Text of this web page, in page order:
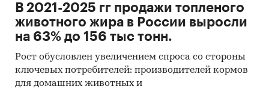
В 2021-2025 гг продажи топленого
животного жира в России выросли
на 63% до 156 тыс тонн.
Рост обусловлен увеличением спроса со стороны
ключевых потребителей: производителей кормов
для домашних животных и